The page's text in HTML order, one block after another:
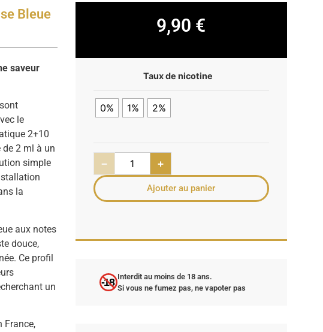
Bleue
saveur
le
2+10
2 ml à un
simple
la
aux notes
douce,
Ce profil
un
France,
9,90 €
Taux de nicotine
0% 1% 2%
− +
Ajouter au panier
-18 Interdit au moins de 18 ans.
Si vous ne fumez pas, ne vapoter pas